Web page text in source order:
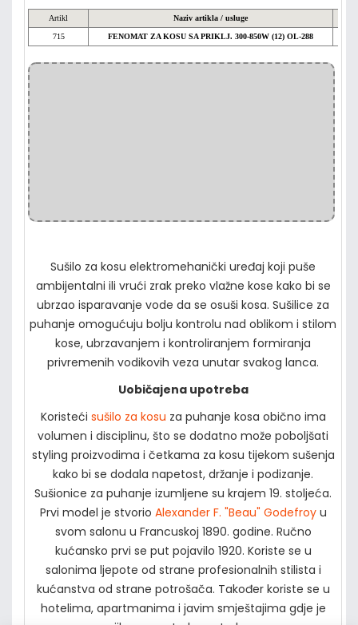
Artikl Naziv artikla / usluge
715 FENOMAT ZA KOSU SA PRIKLJ. 300-850W (12) OL-288
Sušilo za kosu elektromehanički uređaj koji puše
ambijentalni ili vrući zrak preko vlažne kose kako bi se
ubrzao isparavanje vode da se osuši kosa. Sušilice za
puhanje omogućuju bolju kontrolu nad oblikom i stilom
kose, ubrzavanjem i kontroliranjem formiranja
privremenih vodikovih veza unutar svakog lanca.
Uobičajena upotreba
Koristeći sušilo za kosu za puhanje kosa obično ima
volumen i disciplinu, što se dodatno može poboljšati
styling proizvodima i četkama za kosu tijekom sušenja
kako bi se dodala napetost, držanje i podizanje.
Sušionice za puhanje izumljene su krajem 19. stoljeća.
Prvi model je stvorio Alexander F. "Beau" Godefroyu
svom salonu u Francuskoj 1890. godine. Ručno
kućansko prvi se put pojavilo 1920. Koriste se u
salonima ljepote od strane profesionalnih stilista i
kućanstva od strane potrošača. Također koriste se u
hotelima, apartmanima i javim smještajima gdje je